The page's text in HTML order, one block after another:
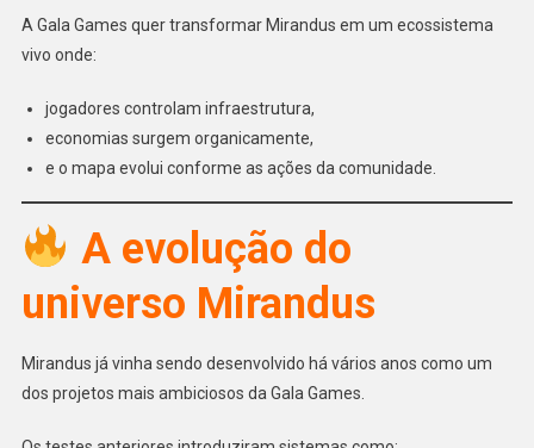
A Gala Games quer transformar Mirandus em um ecossistema
vivo onde:
jogadores controlam infraestrutura,
economias surgem organicamente,
e o mapa evolui conforme as ações da comunidade.
A evolução do
universo Mirandus
Mirandus já vinha sendo desenvolvido há vários anos como um
dos projetos mais ambiciosos da Gala Games.